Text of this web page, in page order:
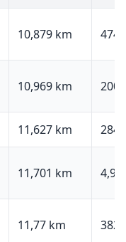
10,879 km
10,969 km
11,627 km
11,701 km 4,95
11,77 km